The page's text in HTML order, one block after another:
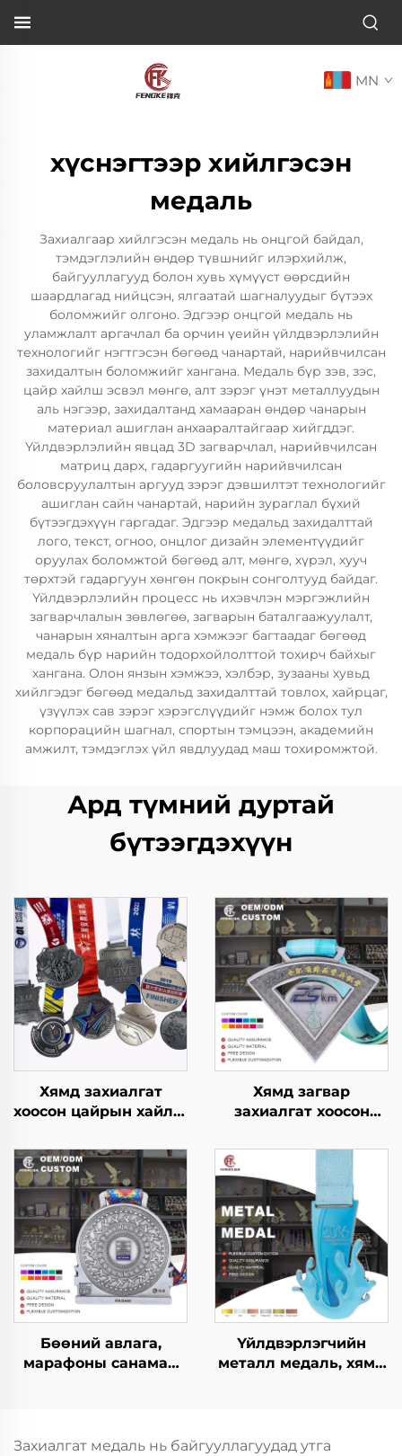
MN
хүснэгтээр хийлгэсэн
медаль
Захиалгаар хийлгэсэн медаль нь онцгой байдал,
тэмдэглэлийн өндөр түвшнийг илэрхийлж,
байгууллагууд болон хувь хүмүүст өөрсдийн
шаардлагад нийцсэн, ялгаатай шагналуудыг бүтээх
боломжийг олгоно. Эдгээр онцгой медаль нь
уламжлалт аргачлал ба орчин үеийн үйлдвэрлэлийн
технологийг нэгтгэсэн бөгөөд чанартай, нарийвчилсан
захидалтын боломжийг хангана. Медаль бүр зэв, зэс,
цайр хайлш эсвэл мөнгө, алт зэрэг үнэт металлуудын
аль нэгээр, захидалтанд хамааран өндөр чанарын
материал ашиглан анхааралтайгаар хийгддэг.
Үйлдвэрлэлийн явцад 3D загварчлал, нарийвчилсан
матриц дарх, гадаргуугийн нарийвчилсан
боловсруулалтын аргууд зэрэг дэвшилтэт технологийг
ашиглан сайн чанартай, нарийн зураглал бүхий
бүтээгдэхүүн гаргадаг. Эдгээр медальд захидалттай
лого, текст, огноо, онцлог дизайн элементүүдийг
оруулах боломжтой бөгөөд алт, мөнгө, хүрэл, хууч
төрхтэй гадаргуун хөнгөн покрын сонголтууд байдаг.
Үйлдвэрлэлийн процесс нь ихэвчлэн мэргэжлийн
загварчлалын зөвлөгөө, загварын баталгаажуулалт,
чанарын хяналтын арга хэмжээг багтаадаг бөгөөд
медаль бүр нарийн тодорхойлолттой тохирч байхыг
хангана. Олон янзын хэмжээ, хэлбэр, зузааны хувьд
хийлгэдэг бөгөөд медальд захидалттай товлох, хайрцаг,
үзүүлэх сав зэрэг хэрэгслүүдийг нэмж болох тул
корпорацийн шагнал, спортын тэмцээн, академийн
амжилт, тэмдэглэх үйл явдлуудад маш тохиромжтой.
Ард түмний дуртай
бүтээгдэхүүн
Хямд захиалгат
хоосон цайрын хайлш
медаль, марафоны
газар зүүний
захиалгат спортын
металл медаль
Хямд загвар
захиалгат хоосон
медаль, шагнал,
марафон гүйлтийн
металл спортын
медаль
Бөөний авлага,
марафоны санамар
медаль
Үйлдвэрлэгчийн
металл медаль, хямд
медаль, сувенир
Захиалгат медаль нь байгууллагуудад утга